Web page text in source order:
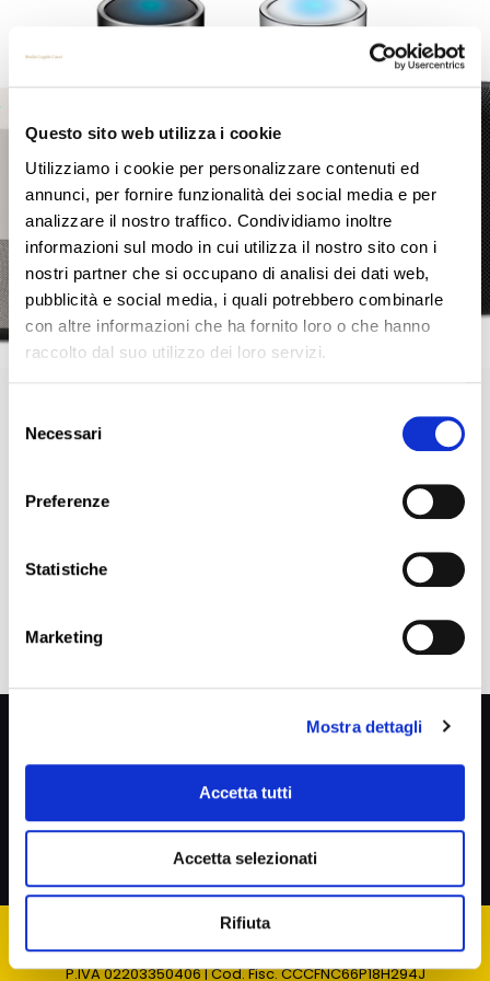
Questo sito web utilizza i cookie
Utilizziamo i cookie per personalizzare contenuti ed
annunci, per fornire funzionalità dei social media e per
analizzare il nostro traffico. Condividiamo inoltre
informazioni sul modo in cui utilizza il nostro sito con i
nostri partner che si occupano di analisi dei dati web,
pubblicità e social media, i quali potrebbero combinarle
con altre informazioni che ha fornito loro o che hanno
raccolto dal suo utilizzo dei loro servizi.
delNecessari
Preferenze
Statistiche
Marketing
Mostra dettagli
Accetta tutti
Accetta selezionati
Rifiuta
___________ scritto da Avv. Francesco Cucci, DPO e Consulente Privacy certificato
SEGUIMI SU
P.IVA 02203350406 | Cod. Fisc. CCCFNC66P18H294J